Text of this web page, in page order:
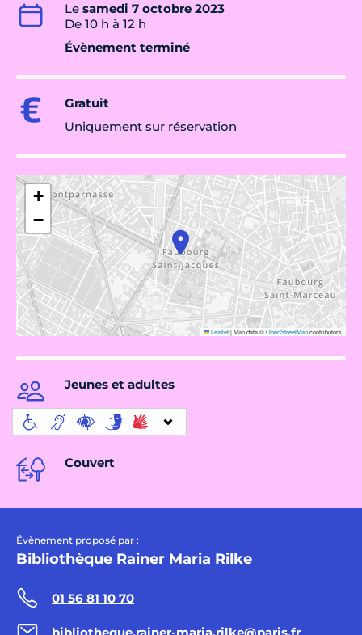
Le samedi 7 octobre 2023
De 10 h à 12 h
Évènement terminé
Gratuit
Uniquement sur réservation
+
−
Leaflet|Map data ©OpenStreetMapcontributors
Jeunes et adultes
Couvert
Évènement proposé par :
Bibliothèque Rainer Maria Rilke
01 56 81 10 70